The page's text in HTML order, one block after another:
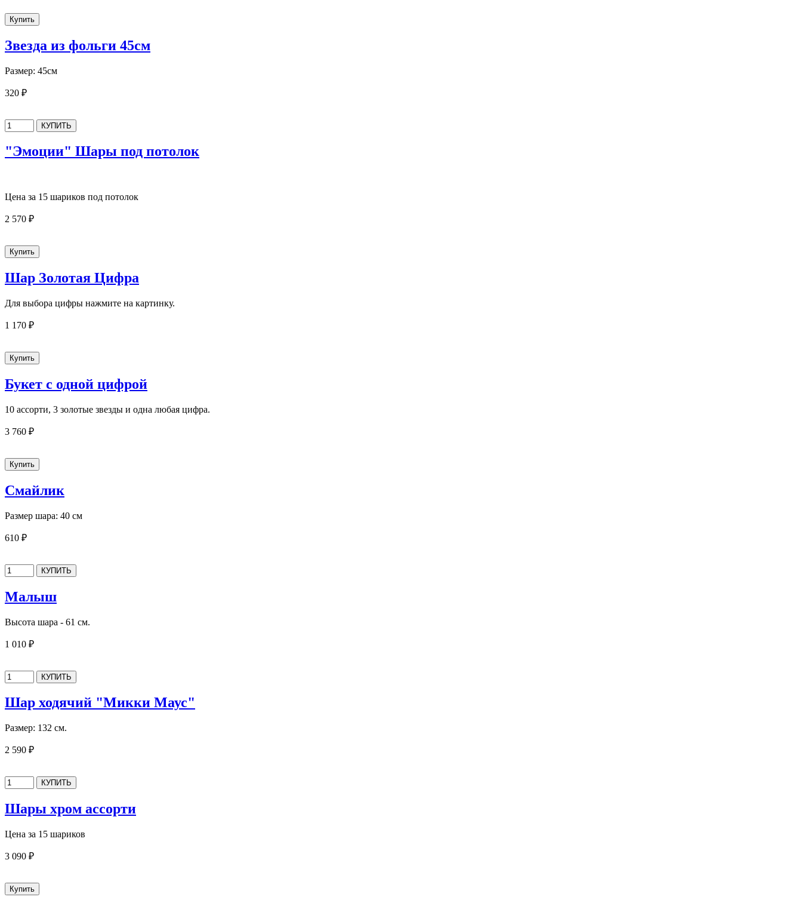
Звезда из фольги 45см
Размер: 45см
320 ₽
"Эмоции" Шары под потолок
Цена за 15 шариков под потолок
2 570 ₽
Шар Золотая Цифра
Для выбора цифры нажмите на картинку.
1 170 ₽
Букет с одной цифрой
10 ассорти, 3 золотые звезды и одна любая цифра.
3 760 ₽
Смайлик
Размер шара: 40 см
610 ₽
Малыш
Высота шара - 61 см.
1 010 ₽
Шар ходячий "Микки Маус"
Размер: 132 см.
2 590 ₽
Шары хром ассорти
Цена за 15 шариков
3 090 ₽